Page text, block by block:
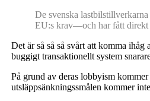
De svenska
EU:s krav—och har fått direkt
Det är så så så svårt att komma
buggigt transaktionellt system
På grund av deras lobbyism
utsläppsänkningssmålen kommer